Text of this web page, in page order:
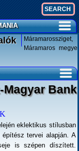
Máramarossziget,
Máramaros megye
Bank
eklektikus stílusban
építész tervei alapján. A
is szépen díszített.